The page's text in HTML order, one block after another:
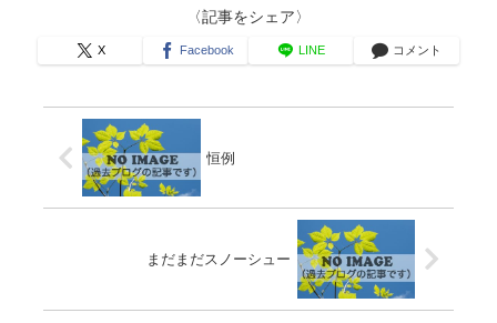
〈記事をシェア〉
X Facebook LINE コメント
恒例
まだまだスノーシュー